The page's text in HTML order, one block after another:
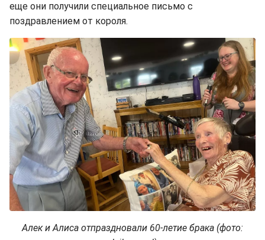
еще они получили специальное письмо с
поздравлением от короля.
Алек и Алиса отпраздновали 60-летие брака (фото: